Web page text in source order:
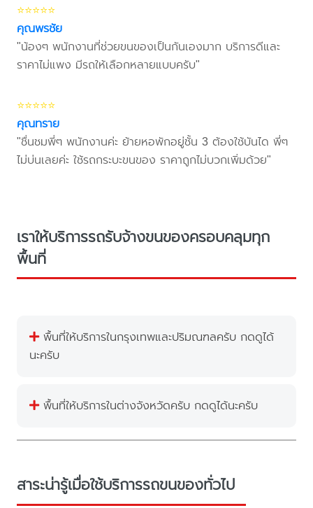
⭐⭐⭐⭐⭐
คุณพรชัย
"น้องๆ พนักงานที่ช่วยขนของเป็นกันเองมาก บริการดีและ
ราคาไม่แพง มีรถให้เลือกหลายแบบครับ"
⭐⭐⭐⭐⭐
คุณทราย
"ชื่นชมพี่ๆ พนักงานค่ะ ย้ายหอพักอยู่ชั้น 3 ต้องใช้บันได พี่ๆ
ไม่บ่นเลยค่ะ ใช้รถกระบะขนของ ราคาถูกไม่บวกเพิ่มด้วย"
เราให้บริการรถรับจ้างขนของครอบคลุมทุก
พื้นที่
พื้นที่ให้บริการในกรุงเทพและปริมณฑลครับ กดดูได้
นะครับ
พื้นที่ให้บริการในต่างจังหวัดครับ กดดูได้นะครับ
สาระน่ารู้เมื่อใช้บริการรถขนของทั่วไป